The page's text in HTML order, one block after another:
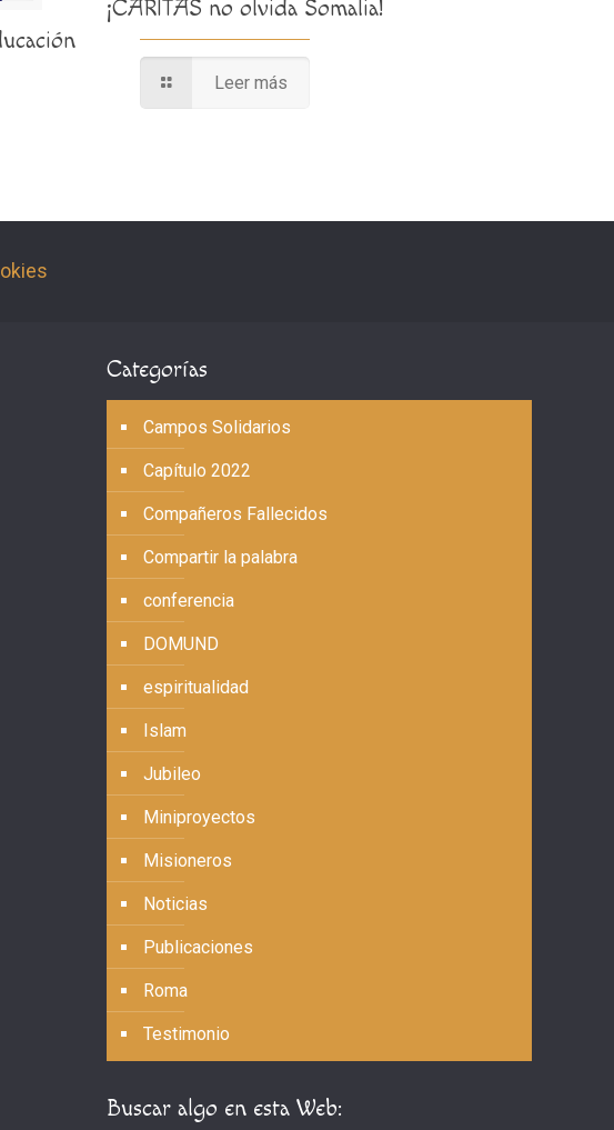
¡CARITAS no olvida Somalia!
Leer más
Categorías
Campos Solidarios
Capítulo 2022
Compañeros Fallecidos
Compartir la palabra
conferencia
DOMUND
espiritualidad
Islam
Jubileo
Miniproyectos
Misioneros
Noticias
Publicaciones
Roma
Testimonio
Buscar algo en esta Web: